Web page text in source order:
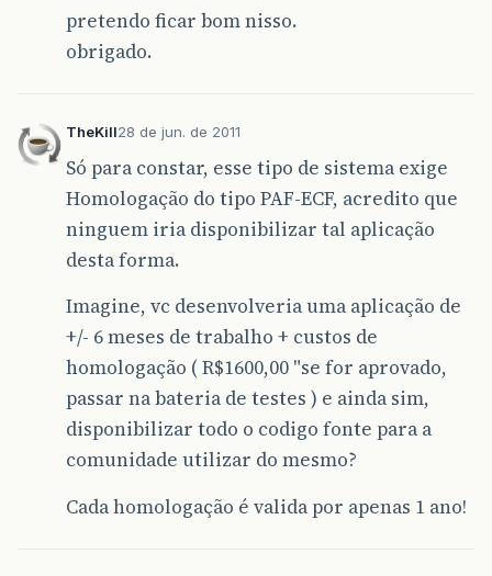
pretendo ficar bom nisso.
obrigado.
TheKill28 de jun. de 2011
Só para constar, esse tipo de sistema exige
Homologação do tipo PAF-ECF, acredito que
ninguem iria disponibilizar tal aplicação
desta forma.
Imagine, vc desenvolveria uma aplicação de
+/- 6 meses de trabalho + custos de
homologação ( R$1600,00 "se for aprovado,
passar na bateria de testes ) e ainda sim,
disponibilizar todo o codigo fonte para a
comunidade utilizar do mesmo?
Cada homologação é valida por apenas 1 ano!